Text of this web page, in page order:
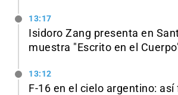
13:17
Isidoro Zang presenta en
muestra "Escrito en el
13:12
F-16 en el cielo argentino: así